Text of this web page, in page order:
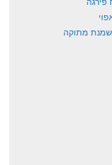
שמנת מתוקה